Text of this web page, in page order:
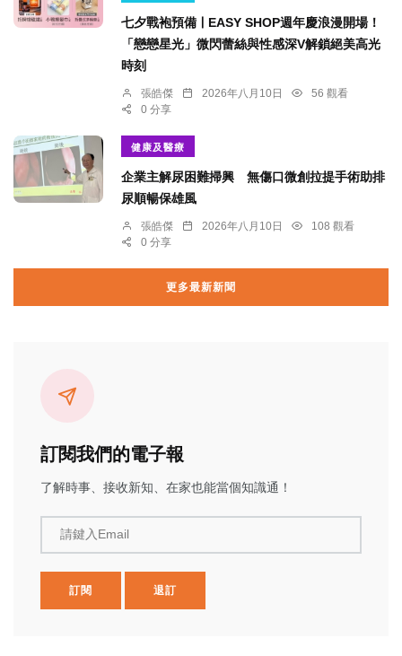
七夕戰袍預備ￜEASY SHOP週年慶浪漫開場！
「戀戀星光」微閃蕾絲與性感深V解鎖絕美高光
時刻
張皓傑 2026年八月10日
56 觀看
0 分享
健康及醫療
企業主解尿困難掃興 無傷口微創拉提手術助排
尿順暢保雄風
張皓傑 2026年八月10日
108 觀看
0 分享
更多最新新聞
訂閱我們的電子報
了解時事、接收新知、在家也能當個知識通！
請鍵入Email
訂閱 退訂